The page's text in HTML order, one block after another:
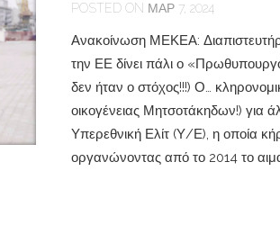
POSTED ON ΜΑΡ 7, 2024
Ανακοίνωση ΜΕΚΕΑ:
την ΕΕ δίνει πάλι ο
δεν ήταν ο στόχος!!!) Ο…
οικογένειας Μητσοτάκηδων!) για
Υπερεθνική Ελίτ (Υ/Ε), η οποία
οργανώνοντας από το 2014 το